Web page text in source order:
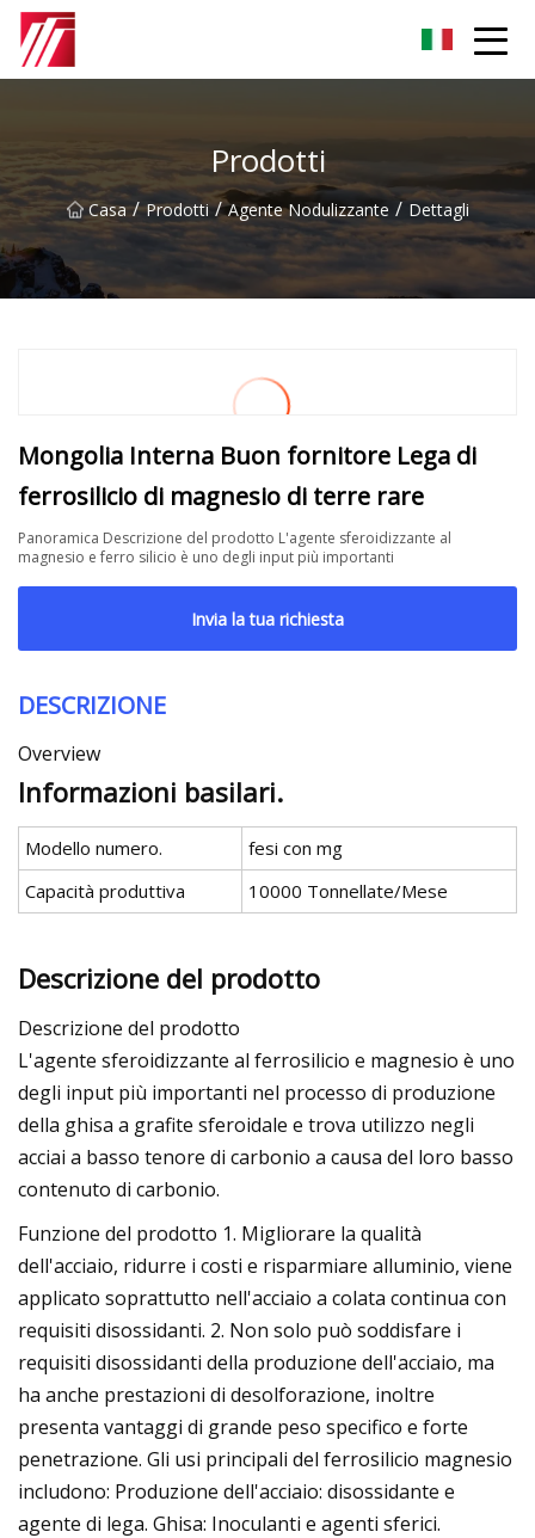
Prodotti
Casa / Prodotti / Agente Nodulizzante / Dettagli
Mongolia Interna Buon fornitore Lega di
ferrosilicio di magnesio di terre rare
Panoramica Descrizione del prodotto L'agente sferoidizzante al
magnesio e ferro silicio è uno degli input più importanti
Invia la tua richiesta
DESCRIZIONE
Overview
Informazioni basilari.
Modello numero.
fesi con mg
Capacità produttiva
10000 Tonnellate/Mese
Descrizione del prodotto
Descrizione del prodotto
L'agente sferoidizzante al ferrosilicio e magnesio è uno
degli input più importanti nel processo di produzione
della ghisa a grafite sferoidale e trova utilizzo negli
acciai a basso tenore di carbonio a causa del loro basso
contenuto di carbonio.
Funzione del prodotto 1. Migliorare la qualità
dell'acciaio, ridurre i costi e risparmiare alluminio, viene
applicato soprattutto nell'acciaio a colata continua con
requisiti disossidanti. 2. Non solo può soddisfare i
requisiti disossidanti della produzione dell'acciaio, ma
ha anche prestazioni di desolforazione, inoltre
presenta vantaggi di grande peso specifico e forte
penetrazione. Gli usi principali del ferrosilicio magnesio
includono: Produzione dell'acciaio: disossidante e
agente di lega. Ghisa: Inoculanti e agenti sferici.